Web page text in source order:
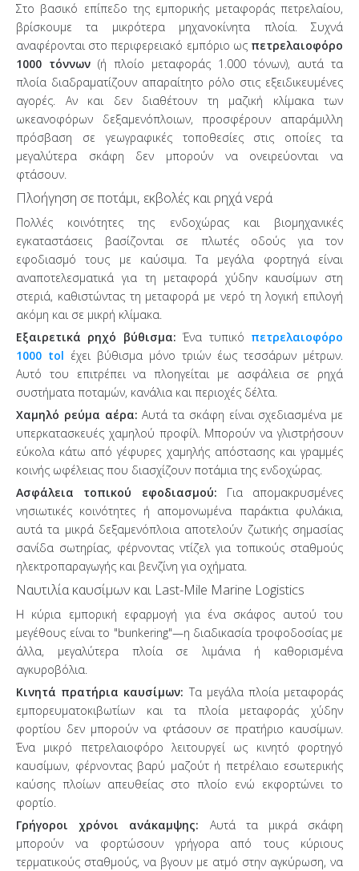
Στο βασικό επίπεδο της εμπορικής μεταφοράς πετρελαίου,
βρίσκουμε τα μικρότερα μηχανοκίνητα πλοία. Συχνά
αναφέρονται στο περιφερειακό εμπόριο ως πετρελαιοφόρο
1000 τόννων (ή πλοίο μεταφοράς 1.000 τόνων), αυτά τα
πλοία διαδραματίζουν απαραίτητο ρόλο στις εξειδικευμένες
αγορές. Αν και δεν διαθέτουν τη μαζική κλίμακα των
ωκεανοφόρων δεξαμενόπλοιων, προσφέρουν απαράμιλλη
πρόσβαση σε γεωγραφικές τοποθεσίες στις οποίες τα
μεγαλύτερα σκάφη δεν μπορούν να ονειρεύονται να
φτάσουν.
Πλοήγηση σε ποτάμι, εκβολές και ρηχά νερά
Πολλές κοινότητες της ενδοχώρας και βιομηχανικές
εγκαταστάσεις βασίζονται σε πλωτές οδούς για τον
εφοδιασμό τους με καύσιμα. Τα μεγάλα φορτηγά είναι
αναποτελεσματικά για τη μεταφορά χύδην καυσίμων στη
στεριά, καθιστώντας τη μεταφορά με νερό τη λογική επιλογή
ακόμη και σε μικρή κλίμακα.
Εξαιρετικά ρηχό βύθισμα:Ένα τυπικό πετρελαιοφόρο
1000 tol έχει βύθισμα μόνο τριών έως τεσσάρων μέτρων.
Αυτό του επιτρέπει να πλοηγείται με ασφάλεια σε ρηχά
συστήματα ποταμών, κανάλια και περιοχές δέλτα.
Χαμηλό ρεύμα αέρα:Αυτά τα σκάφη είναι σχεδιασμένα με
υπερκατασκευές χαμηλού προφίλ. Μπορούν να γλιστρήσουν
εύκολα κάτω από γέφυρες χαμηλής απόστασης και γραμμές
κοινής ωφέλειας που διασχίζουν ποτάμια της ενδοχώρας.
Ασφάλεια τοπικού εφοδιασμού: Για απομακρυσμένες
νησιωτικές κοινότητες ή απομονωμένα παράκτια φυλάκια,
αυτά τα μικρά δεξαμενόπλοια αποτελούν ζωτικής σημασίας
σανίδα σωτηρίας, φέρνοντας ντίζελ για τοπικούς σταθμούς
ηλεκτροπαραγωγής και βενζίνη για οχήματα.
Ναυτιλία καυσίμων και Last-Mile Marine Logistics
Η κύρια εμπορική εφαρμογή για ένα σκάφος αυτού του
μεγέθους είναι το "bunkering"—η διαδικασία τροφοδοσίας με
άλλα, μεγαλύτερα πλοία σε λιμάνια ή καθορισμένα
αγκυροβόλια.
Κινητά πρατήρια καυσίμων: Τα μεγάλα πλοία μεταφοράς
εμπορευματοκιβωτίων και τα πλοία μεταφοράς χύδην
φορτίου δεν μπορούν να φτάσουν σε πρατήριο καυσίμων.
Ένα μικρό πετρελαιοφόρο λειτουργεί ως κινητό φορτηγό
καυσίμων, φέρνοντας βαρύ μαζούτ ή πετρέλαιο εσωτερικής
καύσης πλοίων απευθείας στο πλοίο ενώ εκφορτώνει το
φορτίο.
Γρήγοροι χρόνοι ανάκαμψης: Αυτά τα μικρά σκάφη
μπορούν να φορτώσουν γρήγορα από τους κύριους
τερματικούς σταθμούς, να βγουν με ατμό στην αγκύρωση, να